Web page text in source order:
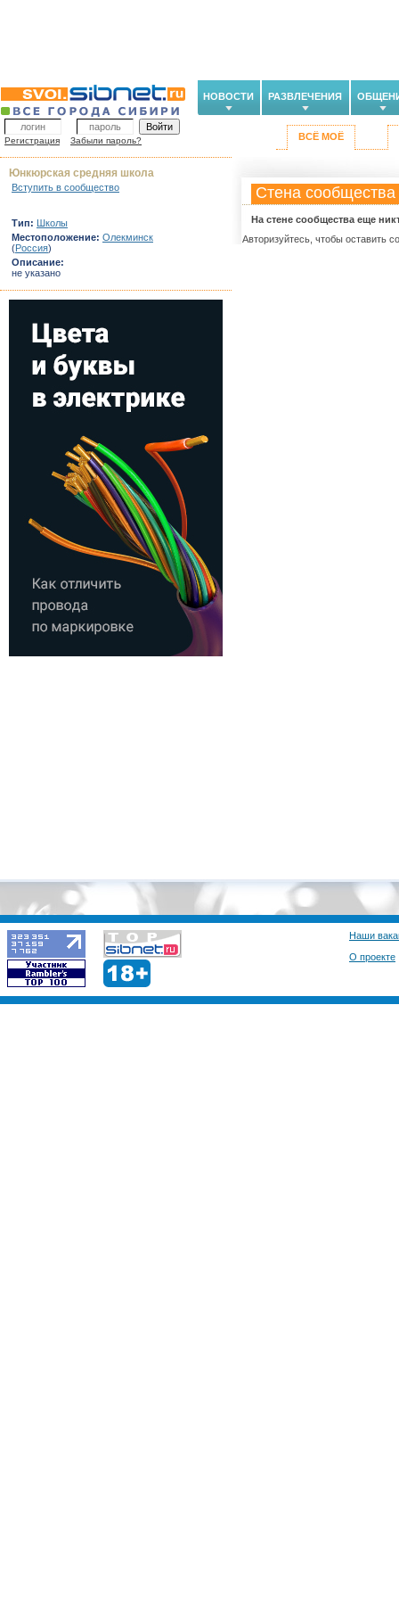
НОВОСТИ РАЗВЛЕЧЕНИЯ
Регистрация Забыли пароль? ВСЁ МОЁ
Стена сообщества
На стене сообщества еще
Авторизуйтесь, чтобы оставить
Юнкюрская средняя школа
Вступить в сообщество
Тип: Школы
Местоположение: Олекминск
(Россия)
Описание:
не указано
Наши
О проекте